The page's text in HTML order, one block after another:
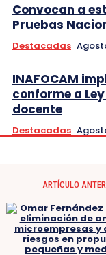
Convocan a
Pruebas
Destacadas
INAFOCAM
conforme a
docente
Destacadas
ARTÍCULO